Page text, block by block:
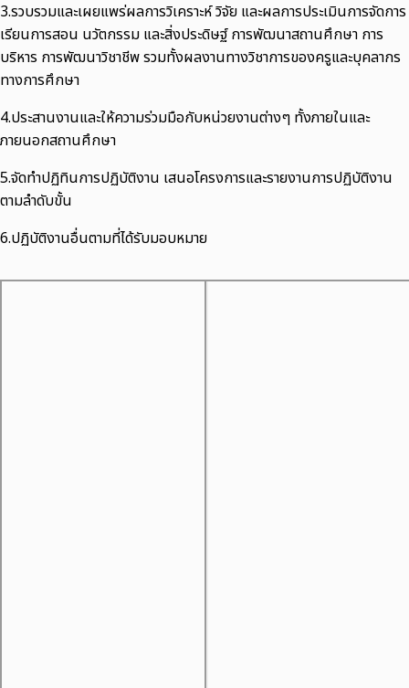
3.รวบรวมและเผยแพร่ผลการวิเคราะห์ วิจัย และผลการประเมินการจัดการ
เรียนการสอน นวัตกรรม และสิ่งประดิษฐ์ การพัฒนาสถานศึกษา การ
บริหาร การพัฒนาวิชาชีพ รวมทั้งผลงานทางวิชาการของครูและบุคลากร
ทางการศึกษา
4.ประสานงานและให้ความร่วมมือกับหน่วยงานต่างๆ ทั้งภายในและ
ภายนอกสถานศึกษา
5.จัดทำปฏิทินการปฏิบัติงาน เสนอโครงการและรายงานการปฏิบัติงาน
ตามลำดับขั้น
6.ปฏิบัติงานอื่นตามที่ได้รับมอบหมาย